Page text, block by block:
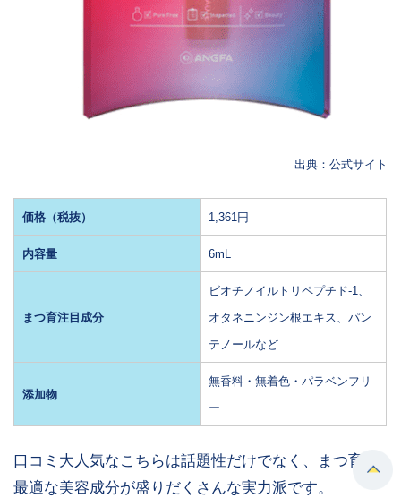
出典：公式サイト
価格（税抜） 1,361円
内容量 6mL
まつ育注目成分
ビオチノイルトリペプチド-1、
オタネニンジン根エキス、パン
テノールなど
添加物
無香料・無着色・パラベンフリ
ー
口コミ大人気なこちらは話題性だけでなく、まつ育に
最適な美容成分が盛りだくさんな実力派です。